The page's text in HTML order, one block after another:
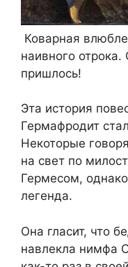
Коварная
наивного
пришлось!
Эта история
Гермафродит
Некоторые
на свет по
Гермесом,
легенда.
Она гласит, что
навлекла нимфа